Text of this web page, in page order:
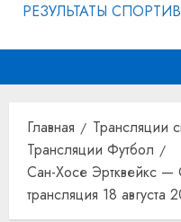
РЕЗУЛЬТАТЫ
Главная
Трансляции
Трансляции Футбол
Сан-Хосе Эртквейкс
трансляция 18